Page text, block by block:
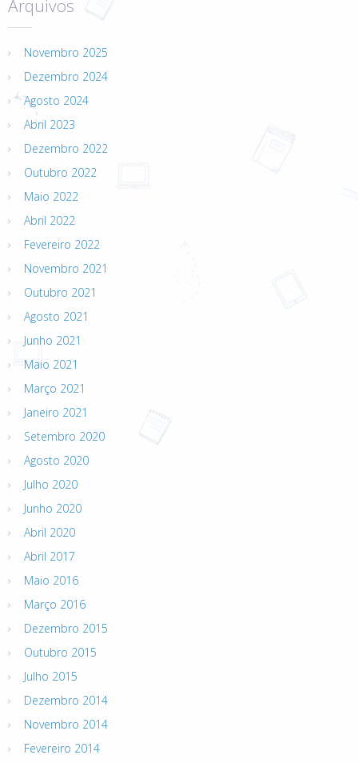
Arquivos
Novembro 2025
Dezembro 2024
Agosto 2024
Abril 2023
Dezembro 2022
Outubro 2022
Maio 2022
Abril 2022
Fevereiro 2022
Novembro 2021
Outubro 2021
Agosto 2021
Junho 2021
Maio 2021
Março 2021
Janeiro 2021
Setembro 2020
Agosto 2020
Julho 2020
Junho 2020
Abril 2020
Abril 2017
Maio 2016
Março 2016
Dezembro 2015
Outubro 2015
Julho 2015
Dezembro 2014
Novembro 2014
Fevereiro 2014